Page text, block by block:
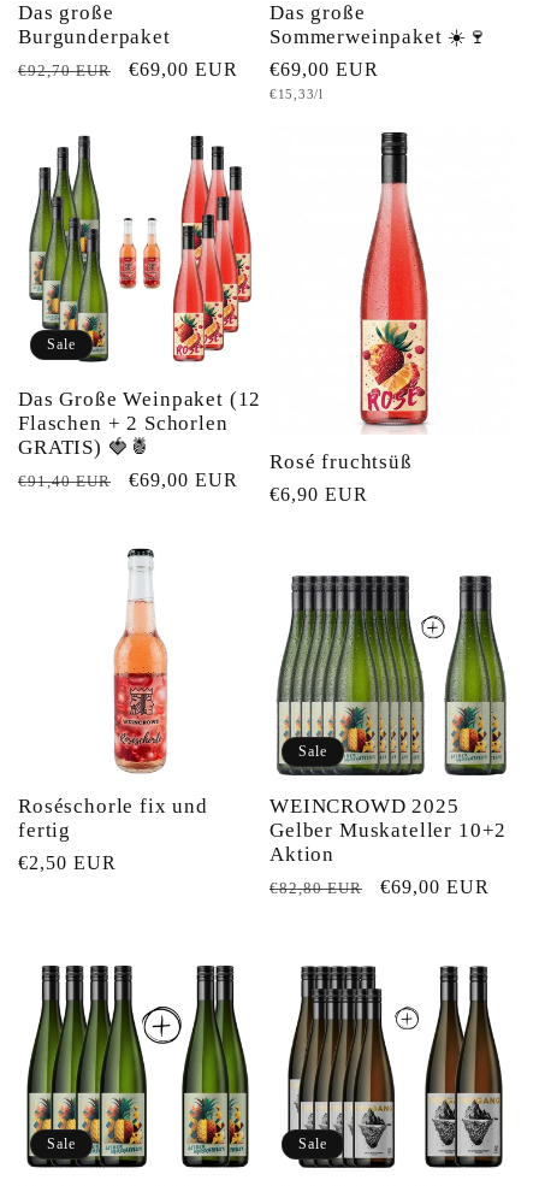
Das große
Burgunderpaket
Normaler
€92,70 EUR Verkaufspreis
€69,00 EUR
Das große
Sommerweinpaket ☀️🍷
Normaler
Preis
€69,00 EUR
Grundpreis
€15,33/l
Sale
Das Große Weinpaket (12
Flaschen + 2 Schorlen
GRATIS) 🍓🍍
Normaler
€91,40 EUR Verkaufspreis
€69,00 EUR
Rosé fruchtsüß
Normaler
€6,90 EUR
Roséschorle fix und
fertig
Normaler
€2,50 EUR
Sale
WEINCROWD 2025
Gelber Muskateller 10+2
Aktion
Normaler
€82,80 EUR Verkaufspreis
€69,00 EUR
Sale Sale